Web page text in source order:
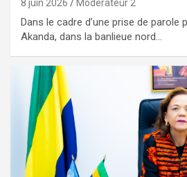
8 juin 2026 Modérateur 2
Dans le cadre d’une prise de parole
Akanda, dans la banlieue nord…